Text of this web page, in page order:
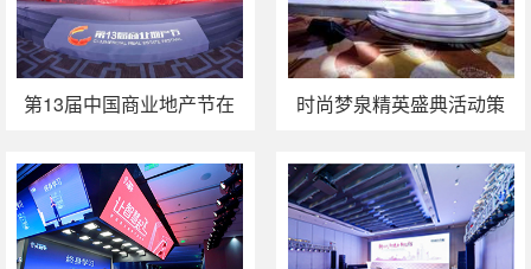
第13届中国商业地产节在
时尚梦泉精英盛典活动策